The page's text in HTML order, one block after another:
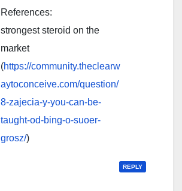
References:
strongest steroid on the
market
(https://community.theclearw
aytoconceive.com/question/
8-zajecia-y-you-can-be-
taught-od-bing-o-suoer-
grosz/)
REPLY